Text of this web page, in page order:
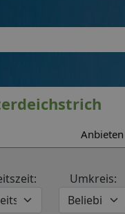
Anbieten
Umkreis: